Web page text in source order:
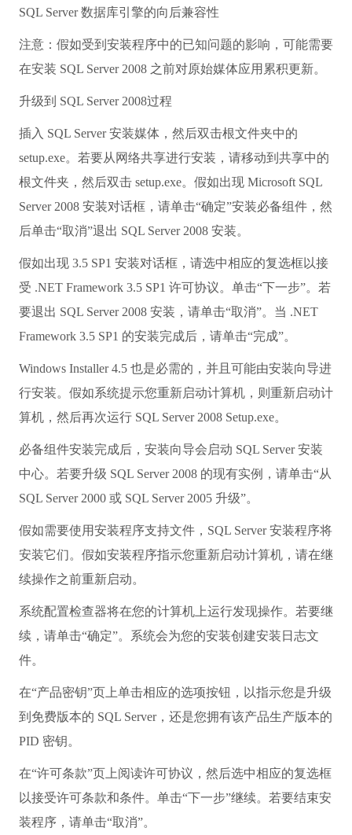
SQL Server 数据库引擎的向后兼容性
注意：假如受到安装程序中的已知问题的影响，可能需要
在安装 SQL Server 2008 之前对原始媒体应用累积更新。
升级到 SQL Server 2008过程
插入 SQL Server 安装媒体，然后双击根文件夹中的
setup.exe。若要从网络共享进行安装，请移动到共享中的
根文件夹，然后双击 setup.exe。假如出现 Microsoft SQL
Server 2008 安装对话框，请单击“确定”安装必备组件，然
后单击“取消”退出 SQL Server 2008 安装。
假如出现 3.5 SP1 安装对话框，请选中相应的复选框以接
受 .NET Framework 3.5 SP1 许可协议。单击“下一步”。若
要退出 SQL Server 2008 安装，请单击“取消”。当 .NET
Framework 3.5 SP1 的安装完成后，请单击“完成”。
Windows Installer 4.5 也是必需的，并且可能由安装向导进
行安装。假如系统提示您重新启动计算机，则重新启动计
算机，然后再次运行 SQL Server 2008 Setup.exe。
必备组件安装完成后，安装向导会启动 SQL Server 安装
中心。若要升级 SQL Server 2008 的现有实例，请单击“从
SQL Server 2000 或 SQL Server 2005 升级”。
假如需要使用安装程序支持文件，SQL Server 安装程序将
安装它们。假如安装程序指示您重新启动计算机，请在继
续操作之前重新启动。
系统配置检查器将在您的计算机上运行发现操作。若要继
续，请单击“确定”。系统会为您的安装创建安装日志文
件。
在“产品密钥”页上单击相应的选项按钮，以指示您是升级
到免费版本的 SQL Server，还是您拥有该产品生产版本的
PID 密钥。
在“许可条款”页上阅读许可协议，然后选中相应的复选框
以接受许可条款和条件。单击“下一步”继续。若要结束安
装程序，请单击“取消”。